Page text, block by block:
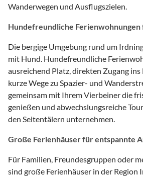
Wanderwegen und Ausflugszielen.
Hundefreundliche
Die bergige Umgebung rund um
mit Hund. Hundefreundliche
ausreichend Platz, direkten Zugang
kurze Wege zu Spazier- und
gemeinsam mit Ihrem Vierbeiner die
genießen und abwechslungsreiche
den Seitentälern unternehmen.
Große Ferienhäuser für entspannte
Für Familien, Freundesgruppen oder
sind große Ferienhäuser in der Region